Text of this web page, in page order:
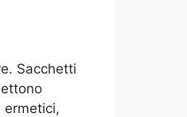
Sacchetti
ermetici,